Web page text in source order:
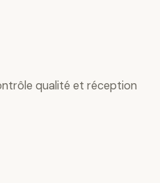
qualité et réception